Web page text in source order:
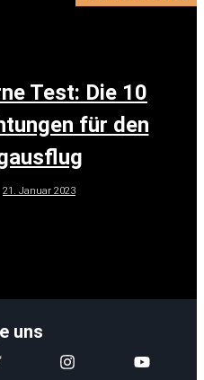
Test: Die 10
für den
21. Januar 2023
uns